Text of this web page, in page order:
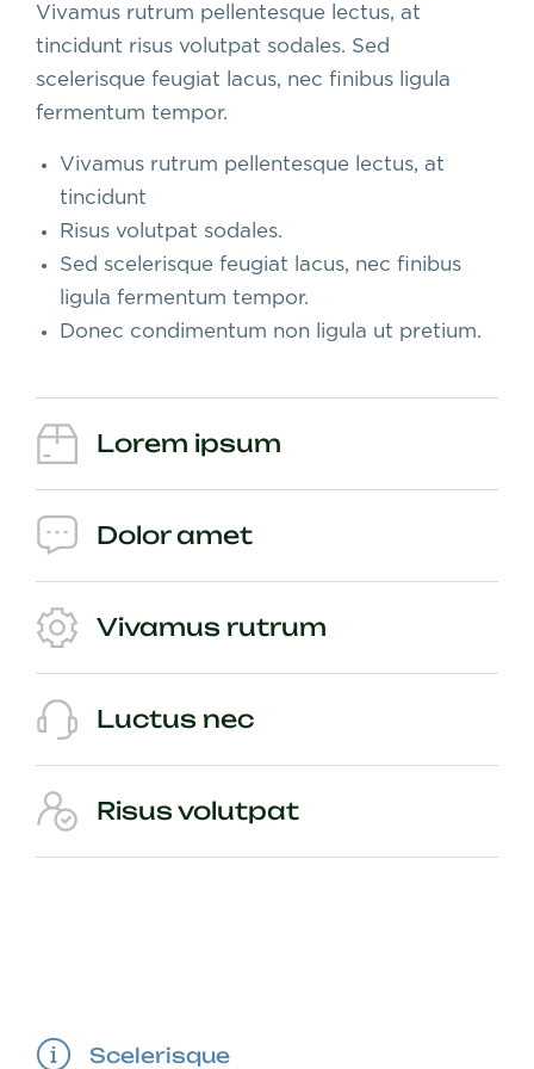
Vivamus rutrum pellentesque lectus, at
tincidunt risus volutpat sodales. Sed
scelerisque feugiat lacus, nec finibus ligula
fermentum tempor.
Vivamus rutrum pellentesque lectus, at
tincidunt
Risus volutpat sodales.
Sed scelerisque feugiat lacus, nec finibus
ligula fermentum tempor.
Donec condimentum non ligula ut pretium.
Lorem ipsum
Dolor amet
Vivamus rutrum
Luctus nec
Risus volutpat
Scelerisque